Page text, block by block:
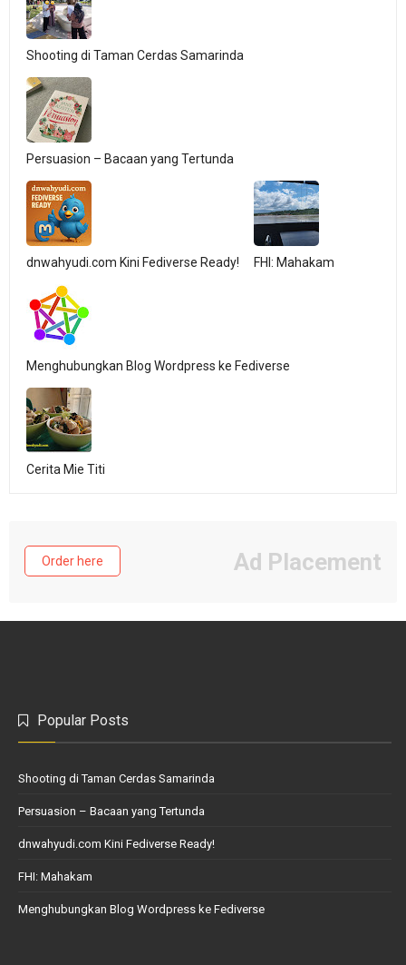
Shooting di Taman Cerdas Samarinda
Persuasion – Bacaan yang Tertunda
dnwahyudi.com Kini Fediverse Ready! FHI: Mahakam
Menghubungkan Blog Wordpress ke Fediverse
Cerita Mie Titi
Order here Ad Placement
Popular Posts
Shooting di Taman Cerdas Samarinda
Persuasion – Bacaan yang Tertunda
dnwahyudi.com Kini Fediverse Ready!
FHI: Mahakam
Menghubungkan Blog Wordpress ke Fediverse